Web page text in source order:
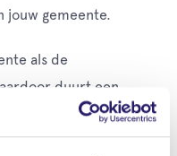
jouw gemeente.
als de
duurt een
een reguliere